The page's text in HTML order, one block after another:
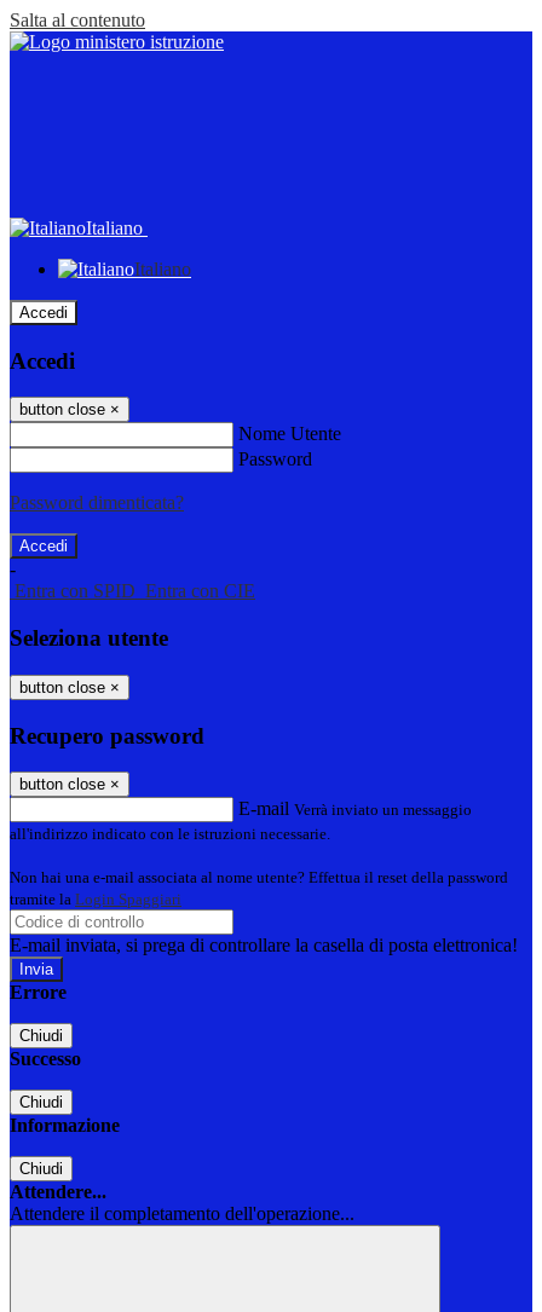
Salta al contenuto
Italiano
Italiano
Accedi
Accedi
button close ×
Nome Utente
Password
Password dimenticata?
-
Entra con SPID Entra con CIE
Seleziona utente
button close ×
Recupero password
button close ×
E-mail Verrà inviato un messaggio
all'indirizzo indicato con le istruzioni necessarie.
Non hai una e-mail associata al nome utente? Effettua il reset della password
tramite la Login Spaggiari
E-mail inviata, si prega di controllare la casella di posta elettronica!
Errore
Chiudi
Successo
Chiudi
Informazione
Chiudi
Attendere...
Attendere il completamento dell'operazione...